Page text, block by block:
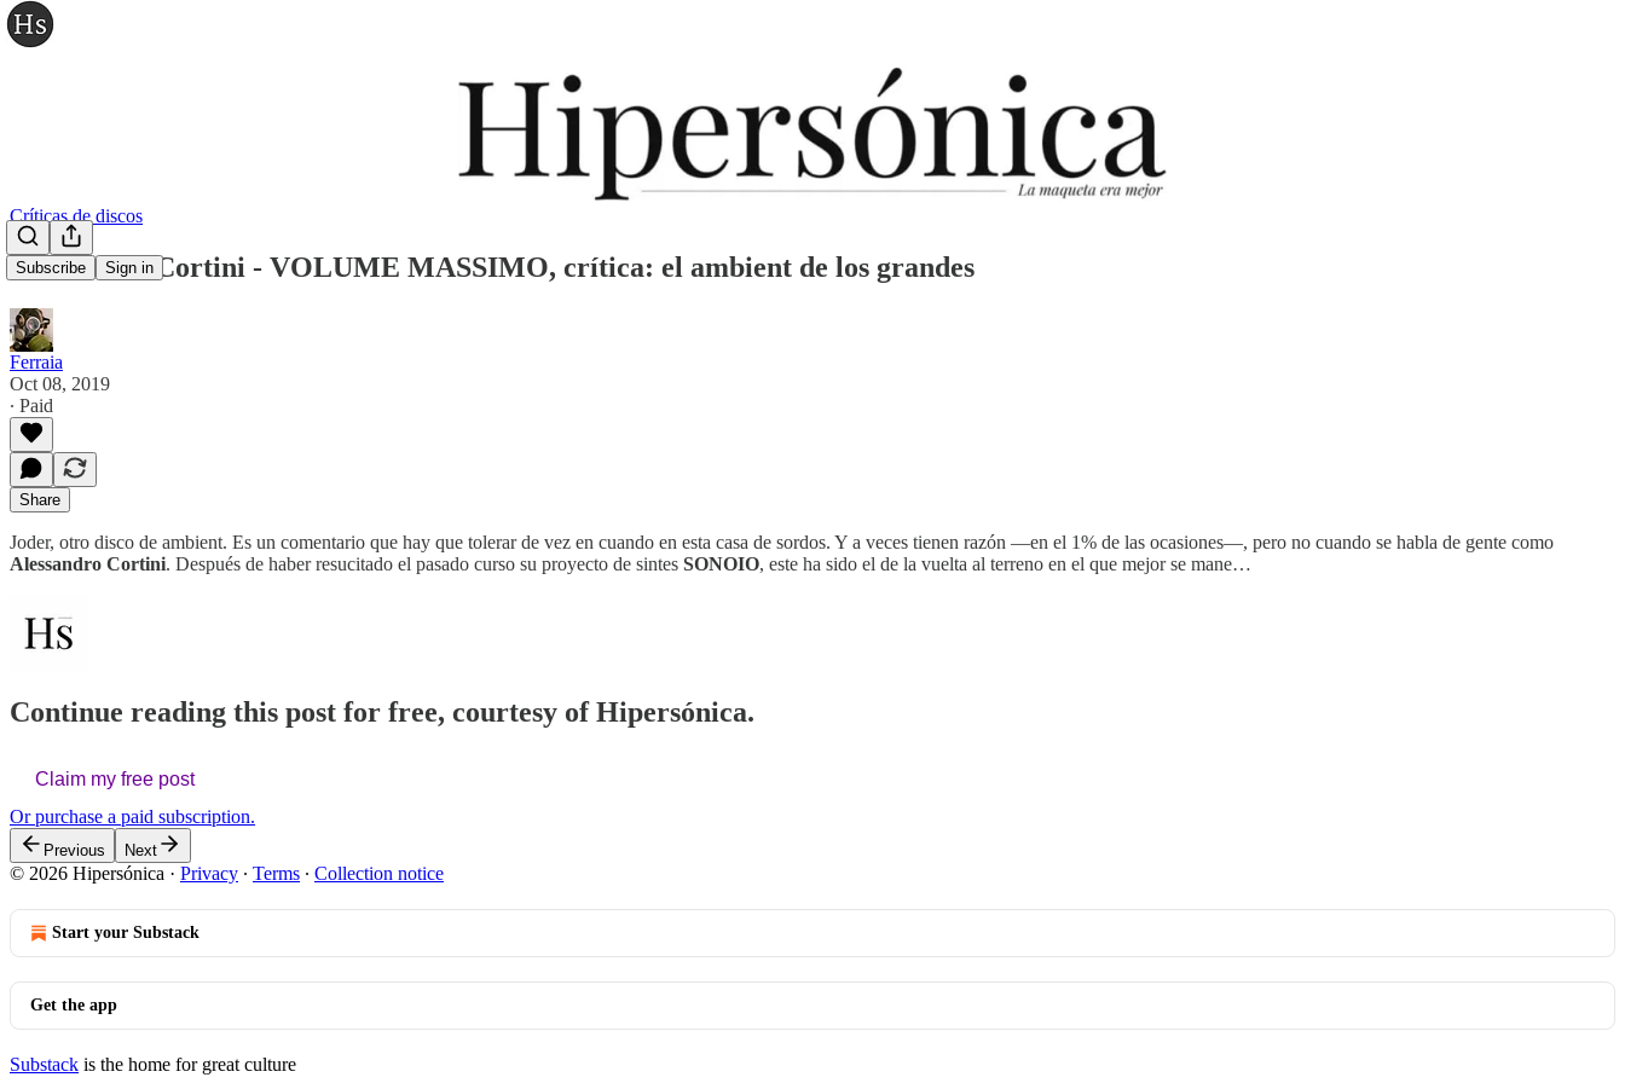
Subscribe Sign in
Críticas de discos
Alessandro Cortini - VOLUME MASSIMO, crítica: el ambient de los grandes
Ferraia
Oct 08, 2019
∙ Paid
Share
Joder, otro disco de ambient. Es un comentario que hay que tolerar de vez en cuando en esta casa de sordos. Y a veces tienen razón —en el 1% de las ocasiones—, pero no cuando se habla de gente como
Alessandro Cortini. Después de haber resucitado el pasado curso su proyecto de sintes SONOIO, este ha sido el de la vuelta al terreno en el que mejor se mane…
Continue reading this post for free, courtesy of Hipersónica.
Claim my free post
Or purchase a paid subscription.
Previous Next
© 2026 Hipersónica · Privacy ∙ Terms ∙ Collection notice
Start your Substack
Get the app
Substack is the home for great culture